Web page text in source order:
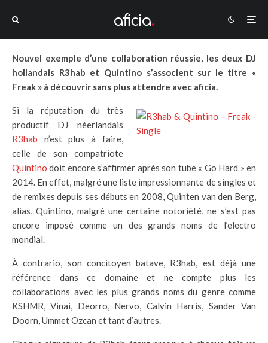
Nouvel exemple d’une collaboration réussie, les deux DJ
hollandais R3hab et Quintino s’associent sur le titre «
Freak » à découvrir sans plus attendre avec aficia.
Si la réputation du très
productif DJ néerlandais
R3hab n’est plus à faire,
celle de son compatriote
Quintinodoit encore s’affirmer après son tube « Go Hard » en
2014. En effet, malgré une liste impressionnante de singles et
de remixes depuis ses débuts en 2008, Quinten van den Berg,
alias, Quintino, malgré une certaine notoriété, ne s’est pas
encore imposé comme un des grands noms de l’electro
mondial.
À contrario, son concitoyen batave, R3hab, est déjà une
référence dans ce domaine et ne compte plus les
collaborations avec les plus grands noms du genre comme
KSHMR, Vinai, Deorro, Nervo, Calvin Harris, Sander Van
Doorn, Ummet Ozcan et tant d’autres.